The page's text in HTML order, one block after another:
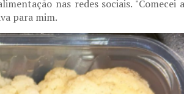
nas redes sociais. "Comecei
para mim.